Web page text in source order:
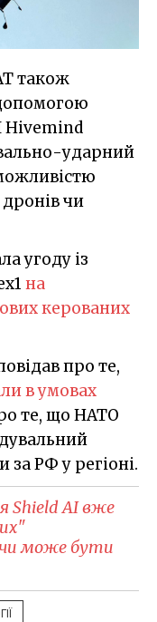
також
Hivemind
ударний
дронів чи
угоду із
на
керованих
про те,
в умовах
те, що НАТО
РФ у регіоні.
Shield AI вже
чи може бути